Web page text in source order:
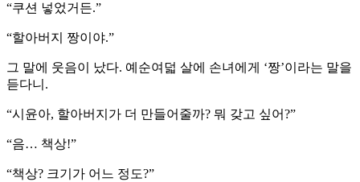
“쿠션 넣었거든.”
“할아버지 짱이야.”
그 말에 웃음이 났다. 예순여덟 살에 손녀에게 ‘짱’이라는 말을
듣다니.
“시윤아, 할아버지가 더 만들어줄까? 뭐 갖고 싶어?”
“음… 책상!”
“책상? 크기가 어느 정도?”